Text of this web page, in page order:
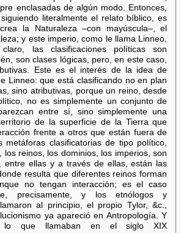
enclasadas de algún modo. Entonces,
literalmente el relato bíblico, es
la Naturaleza –con mayúscula–, el
y este imperio, como le llama Linneo,
las clasificaciones políticas son
son clases lógicas, pero, en este caso,
Este es el interés de la idea de
Linneo: que está clasificando no en plan
sino atributivas, porque un reino, desde
no es simplemente un conjunto de
entre sí, sino simplemente una
de la superficie de la Tierra que
frente a otros que están fuera de
clasificatorias de tipo político,
los reinos, los dominios, los imperios, son
entre ellas y a través de ellas, están las
resulta que diferentes reinos forman
no tengan interacción; es el caso
precisamente, y los etnólogos y
al principio, el propio Tylor, &c.,
ya apareció en Antropología. Y
lo que llamaban en el siglo XIX